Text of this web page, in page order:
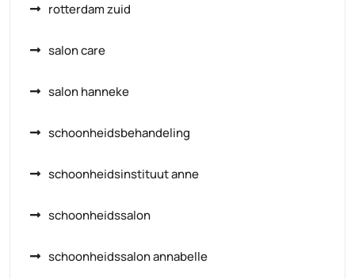
rotterdam zuid
salon care
salon hanneke
schoonheidsbehandeling
schoonheidsinstituut anne
schoonheidssalon
schoonheidssalon annabelle